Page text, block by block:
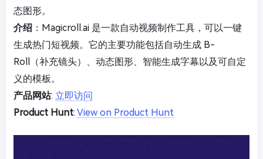
态图形。
介绍 ：Magicroll.ai 是一款自动视频制作工具，可以一键
生成热门短视频。它的主要功能包括自动生成 B-
Roll（补充镜头）、动态图形、智能生成字幕以及可自定
义的模板。
产品网站: 立即访问
Product Hunt: View on Product Hunt